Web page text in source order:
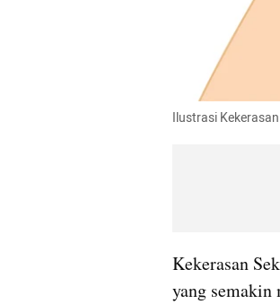
Ilustrasi
Kekerasan
yang